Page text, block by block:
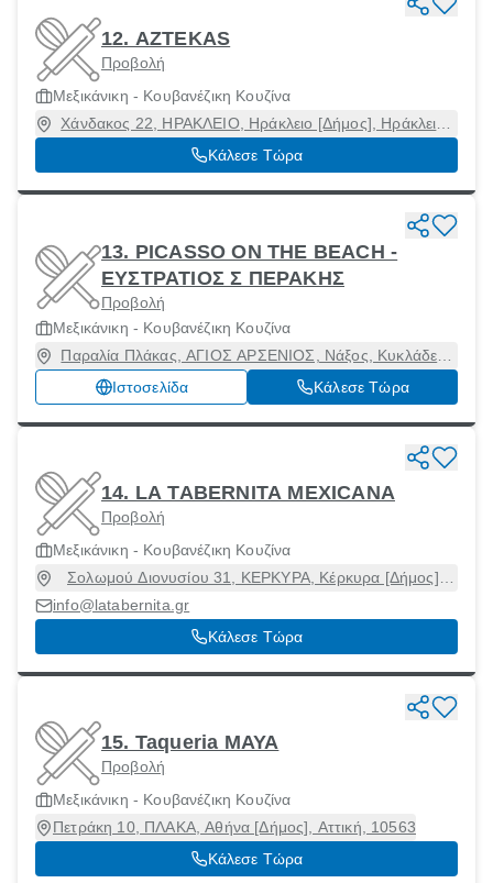
12. AZTEKAS
Προβολή
Μεξικάνικη - Κουβανέζικη Κουζίνα
Χάνδακος 22, ΗΡΑΚΛΕΙΟ, Ηράκλειο [Δήμος], Ηράκλειο,
71202
Κάλεσε Τώρα
13. PICASSO ON THE BEACH -
ΕΥΣΤΡΑΤΙΟΣ Σ ΠΕΡΑΚΗΣ
Προβολή
Μεξικάνικη - Κουβανέζικη Κουζίνα
Παραλία Πλάκας, ΑΓΙΟΣ ΑΡΣΕΝΙΟΣ, Νάξος, Κυκλάδες,
84300
Ιστοσελίδα Κάλεσε Τώρα
14. LA TABERNITA MEXICANA
Προβολή
Μεξικάνικη - Κουβανέζικη Κουζίνα
Σολωμού Διονυσίου 31, ΚΕΡΚΥΡΑ, Κέρκυρα [Δήμος],
info@latabernita.gr
Κάλεσε Τώρα
15. Taqueria MAYA
Προβολή
Μεξικάνικη - Κουβανέζικη Κουζίνα
Πετράκη 10, ΠΛΑΚΑ, Αθήνα [Δήμος], Αττική, 10563
Κάλεσε Τώρα